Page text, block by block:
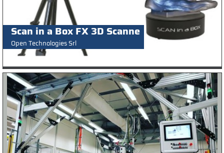
Scan in a Box FX 3D Scanne
Open Technologies Srl